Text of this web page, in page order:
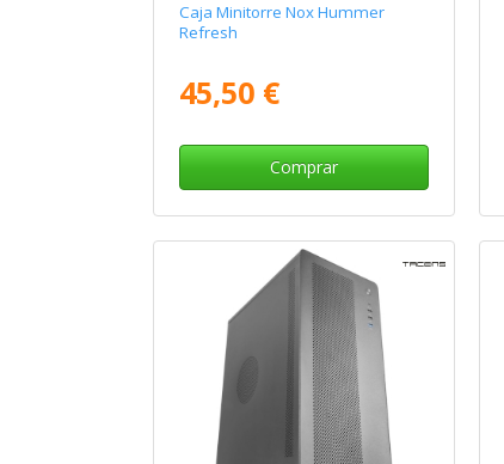
Caja Minitorre Nox Hummer
Refresh
45,50 €
Comprar